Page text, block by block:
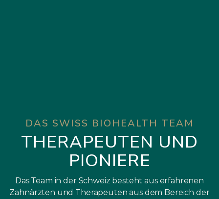
DAS SWISS BIOHEALTH TEAM
THERAPEUTEN UND
PIONIERE
Das Team in der Schweiz besteht aus erfahrenen
Zahnärzten und Therapeuten aus dem Bereich der